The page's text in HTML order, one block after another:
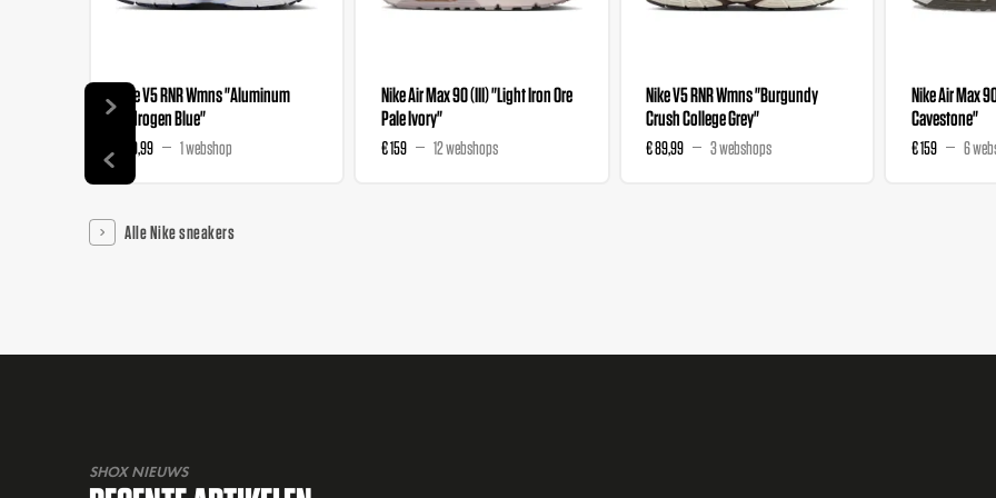
Nike V5 RNR Wmns "Aluminum
Hydrogen Blue"
€ 89,99 1 webshop
Nike Air Max 90 (III) "Light Iron Ore
Pale Ivory"
€ 159 12 webshops
Nike V5 RNR Wmns "Burgundy
Crush College Grey"
€ 89,99 3 webshops
Nike Air Max
Cavestone"
€ 159 6
Alle Nike sneakers
SHOX NIEUWS